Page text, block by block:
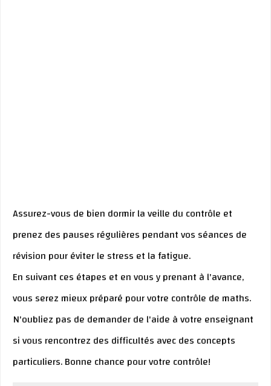
Assurez-vous de bien dormir la veille du contrôle et
prenez des pauses régulières pendant vos séances de
révision pour éviter le stress et la fatigue.
En suivant ces étapes et en vous y prenant à l'avance,
vous serez mieux préparé pour votre contrôle de maths.
N'oubliez pas de demander de l'aide à votre enseignant
si vous rencontrez des difficultés avec des concepts
particuliers. Bonne chance pour votre contrôle!